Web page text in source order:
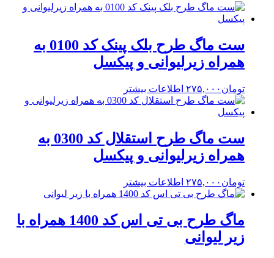
ست ماگ طرح بلک پینک کد 0100 به
همراه زیرلیوانی و پیکسل
تومان ۲۷۵,۰۰۰ اطلاعات بیشتر
ست ماگ طرح استقلال کد 0300 به
همراه زیرلیوانی و پیکسل
تومان ۲۷۵,۰۰۰ اطلاعات بیشتر
ماگ طرح بی تی اس کد 1400 همراه با
زیر لیوانی